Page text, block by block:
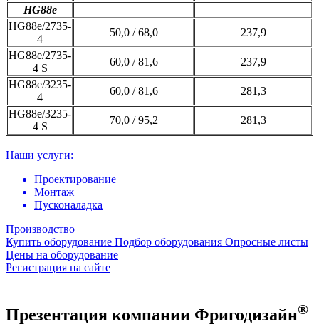
HG88e
HG88e/2735-
4
50,0 / 68,0
237,9
HG88e/2735-
4 S
60,0 / 81,6
237,9
HG88e/3235-
4
60,0 / 81,6
281,3
HG88e/3235-
4 S
70,0 / 95,2 281,3
Наши услуги:
Проектирование
Монтаж
Пусконаладка
Производство
Купить оборудование Подбор оборудования Опросные листы
Цены на оборудование
Регистрация на сайте
Презентация компании Фригодизайн®